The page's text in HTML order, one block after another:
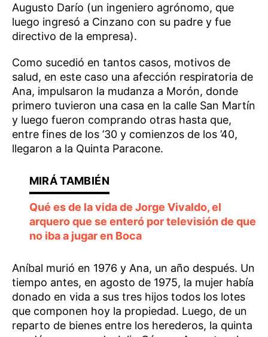
Augusto Darío (un ingeniero agrónomo, que
luego ingresó a Cinzano con su padre y fue
directivo de la empresa).
Como sucedió en tantos casos, motivos de
salud, en este caso una afección respiratoria de
Ana, impulsaron la mudanza a Morón, donde
primero tuvieron una casa en la calle San Martín
y luego fueron comprando otras hasta que,
entre fines de los ’30 y comienzos de los ’40,
llegaron a la Quinta Paracone.
Qué es de la vida de Jorge Vivaldo, el
arquero que se enteró por televisión de que
no iba a jugar en Boca
Aníbal murió en 1976 y Ana, un año después. Un
tiempo antes, en agosto de 1975, la mujer había
donado en vida a sus tres hijos todos los lotes
que componen hoy la propiedad. Luego, de un
reparto de bienes entre los herederos, la quinta